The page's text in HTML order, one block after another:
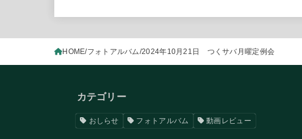
HOME フォトアルバム 2024年10月21日 つくサバ月曜定例会
カテゴリー
おしらせ フォトアルバム 動画レビュー